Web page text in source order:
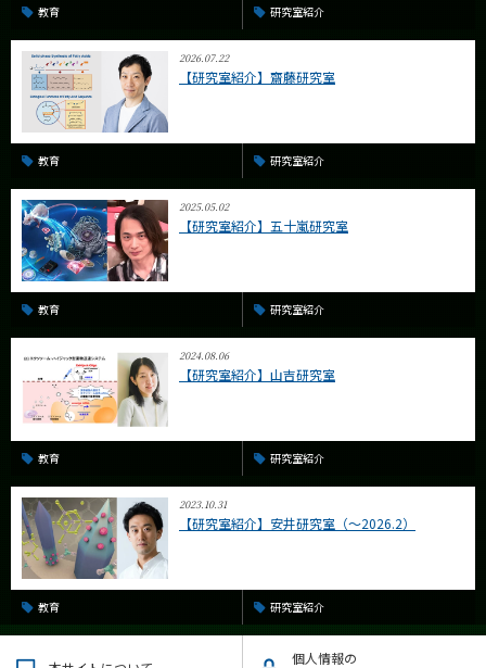
教育 研究室紹介
2026.07.22
【研究室紹介】齋藤研究室
教育 研究室紹介
2025.05.02
【研究室紹介】五十嵐研究室
教育 研究室紹介
2024.08.06
【研究室紹介】山吉研究室
教育 研究室紹介
2023.10.31
【研究室紹介】安井研究室（～2026.2）
教育 研究室紹介
個人情報の